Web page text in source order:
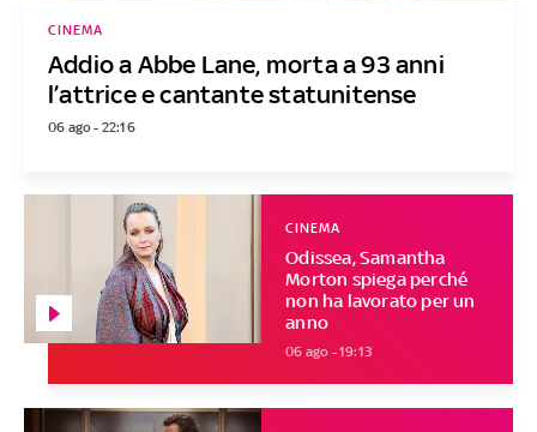
Addio a Abbe Lane, morta a 93 anni
l’attrice e cantante statunitense
CINEMA
06 ago - 22:16
Odissea, Samantha
Morton spiega perché
non ha lavorato per un
anno
CINEMA
06 ago - 19:13